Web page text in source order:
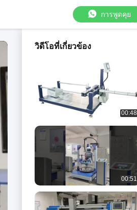
การพูดคุย
วิดีโอที่เกี่ยวข้อง
00:48
00:51